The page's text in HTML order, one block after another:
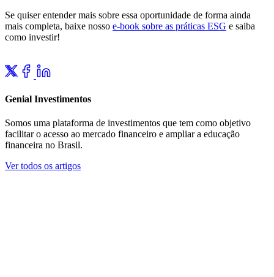
Se quiser entender mais sobre essa oportunidade de forma ainda
mais completa, baixe nosso e-book sobre as práticas ESG e saiba
como investir!
Genial Investimentos
Somos uma plataforma de investimentos que tem como objetivo
facilitar o acesso ao mercado financeiro e ampliar a educação
financeira no Brasil.
Ver todos os artigos